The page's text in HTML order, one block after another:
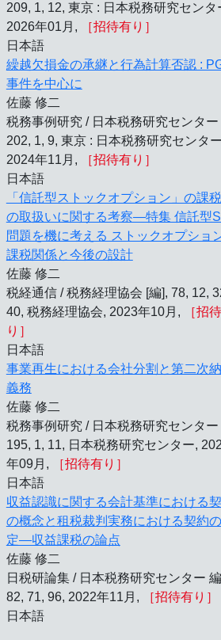
209, 1, 12, 東京 : 日本税務研究センタ
2026年01月,
［招待有り］
日本語
繰越欠損金の承継と行為計算否認 :
事件を中心に
佐藤 修二
税務事例研究 / 日本税務研究センター
202, 1, 9, 東京 : 日本税務研究センタ
2024年11月,
［招待有り］
日本語
「信託型ストックオプション」の課
の取扱いに関する考察—特集 信託型
問題を機に考える ストックオプショ
課税関係と今後の設計
佐藤 修二
税経通信 / 税務経理協会 [編], 78, 12,
40, 税務経理協会, 2023年10月,
［招
り］
日本語
事業再生における会社分割と第二次
義務
佐藤 修二
税務事例研究 / 日本税務研究センター
195, 1, 11, 日本税務研究センター,
年09月,
［招待有り］
日本語
収益認識に関する会計基準における
の概念と租税裁判実務における契約
定—収益課税の論点
佐藤 修二
日税研論集 / 日本税務研究センター
82, 71, 96, 2022年11月,
［招待有り］
日本語